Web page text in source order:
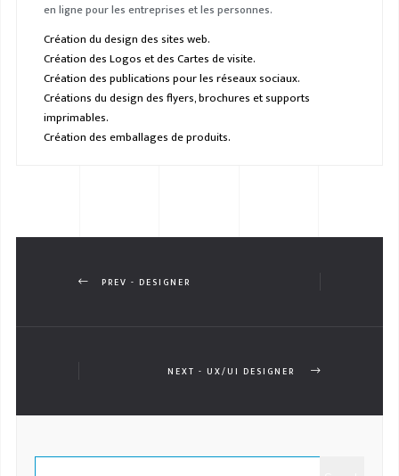
en ligne pour les entreprises et les personnes.
Création du design des sites web.
Création des Logos et des Cartes de visite.
Création des publications pour les réseaux sociaux.
Créations du design des flyers, brochures et supports
imprimables.
Création des emballages de produits.
PREV - DESIGNER
NEXT - UX/UI DESIGNER